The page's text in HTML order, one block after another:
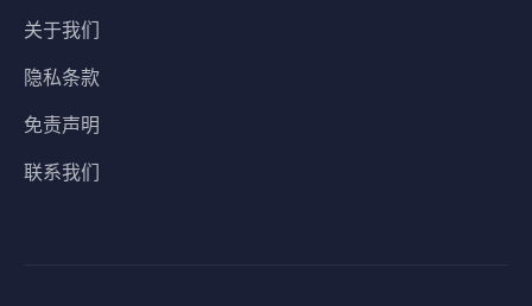
关于我们
隐私条款
免责声明
联系我们